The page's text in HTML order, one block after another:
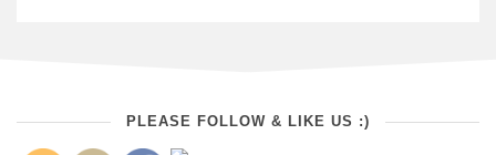
PLEASE FOLLOW & LIKE US :)